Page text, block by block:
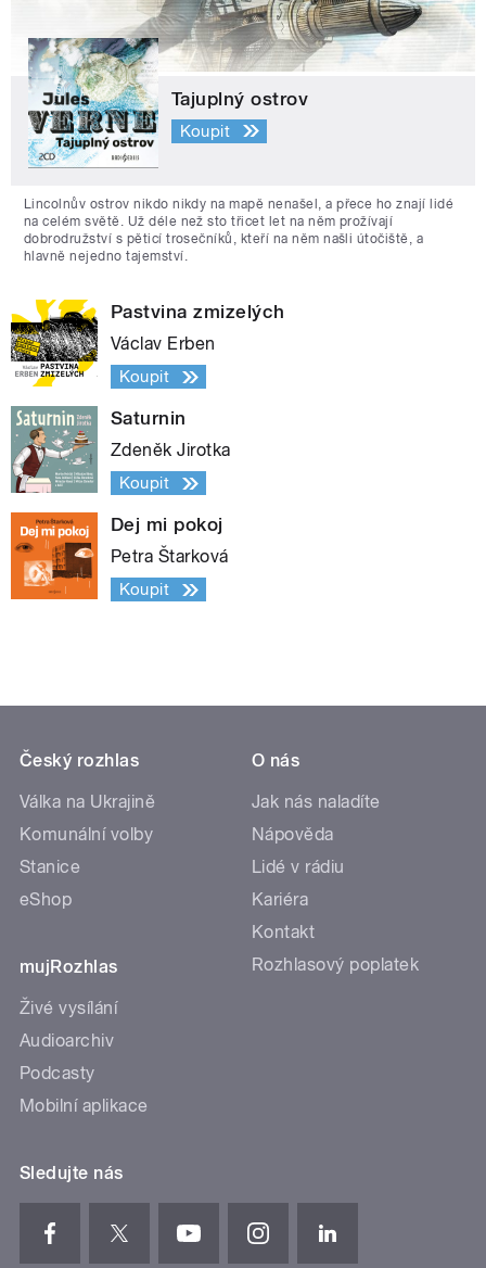
Tajuplný ostrov
Koupit
Lincolnův ostrov nikdo nikdy na mapě nenašel, a přece ho znají lidé
na celém světě. Už déle než sto třicet let na něm prožívají
dobrodružství s pěticí trosečníků, kteří na něm našli útočiště, a
hlavně nejedno tajemství.
Pastvina zmizelých
Václav Erben
Koupit
Saturnin
Zdeněk Jirotka
Koupit
Dej mi pokoj
Petra Štarková
Koupit
Český rozhlas
Válka na Ukrajině
Komunální volby
Stanice
eShop
mujRozhlas
Živé vysílání
Audioarchiv
Podcasty
Mobilní aplikace
O nás
Jak nás naladíte
Nápověda
Lidé v rádiu
Kariéra
Kontakt
Rozhlasový poplatek
Sledujte nás